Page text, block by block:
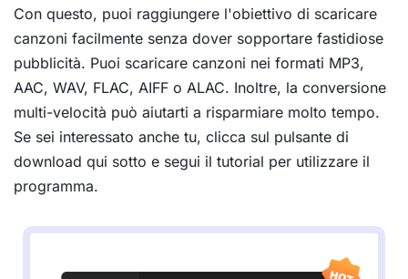
Con questo, puoi raggiungere l'obiettivo di scaricare
canzoni facilmente senza dover sopportare fastidiose
pubblicità. Puoi scaricare canzoni nei formati MP3,
AAC, WAV, FLAC, AIFF o ALAC. Inoltre, la conversione
multi-velocità può aiutarti a risparmiare molto tempo.
Se sei interessato anche tu, clicca sul pulsante di
download qui sotto e segui il tutorial per utilizzare il
programma.